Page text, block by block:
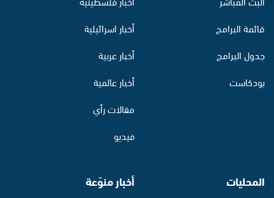
قائمة البرامج
جدول البرامج
بودكاست
أخبار اسرائيلية
أخبار عربية
أخبار عالمية
مقالات رأي
فيديو
المحليات أخبار منوّعة